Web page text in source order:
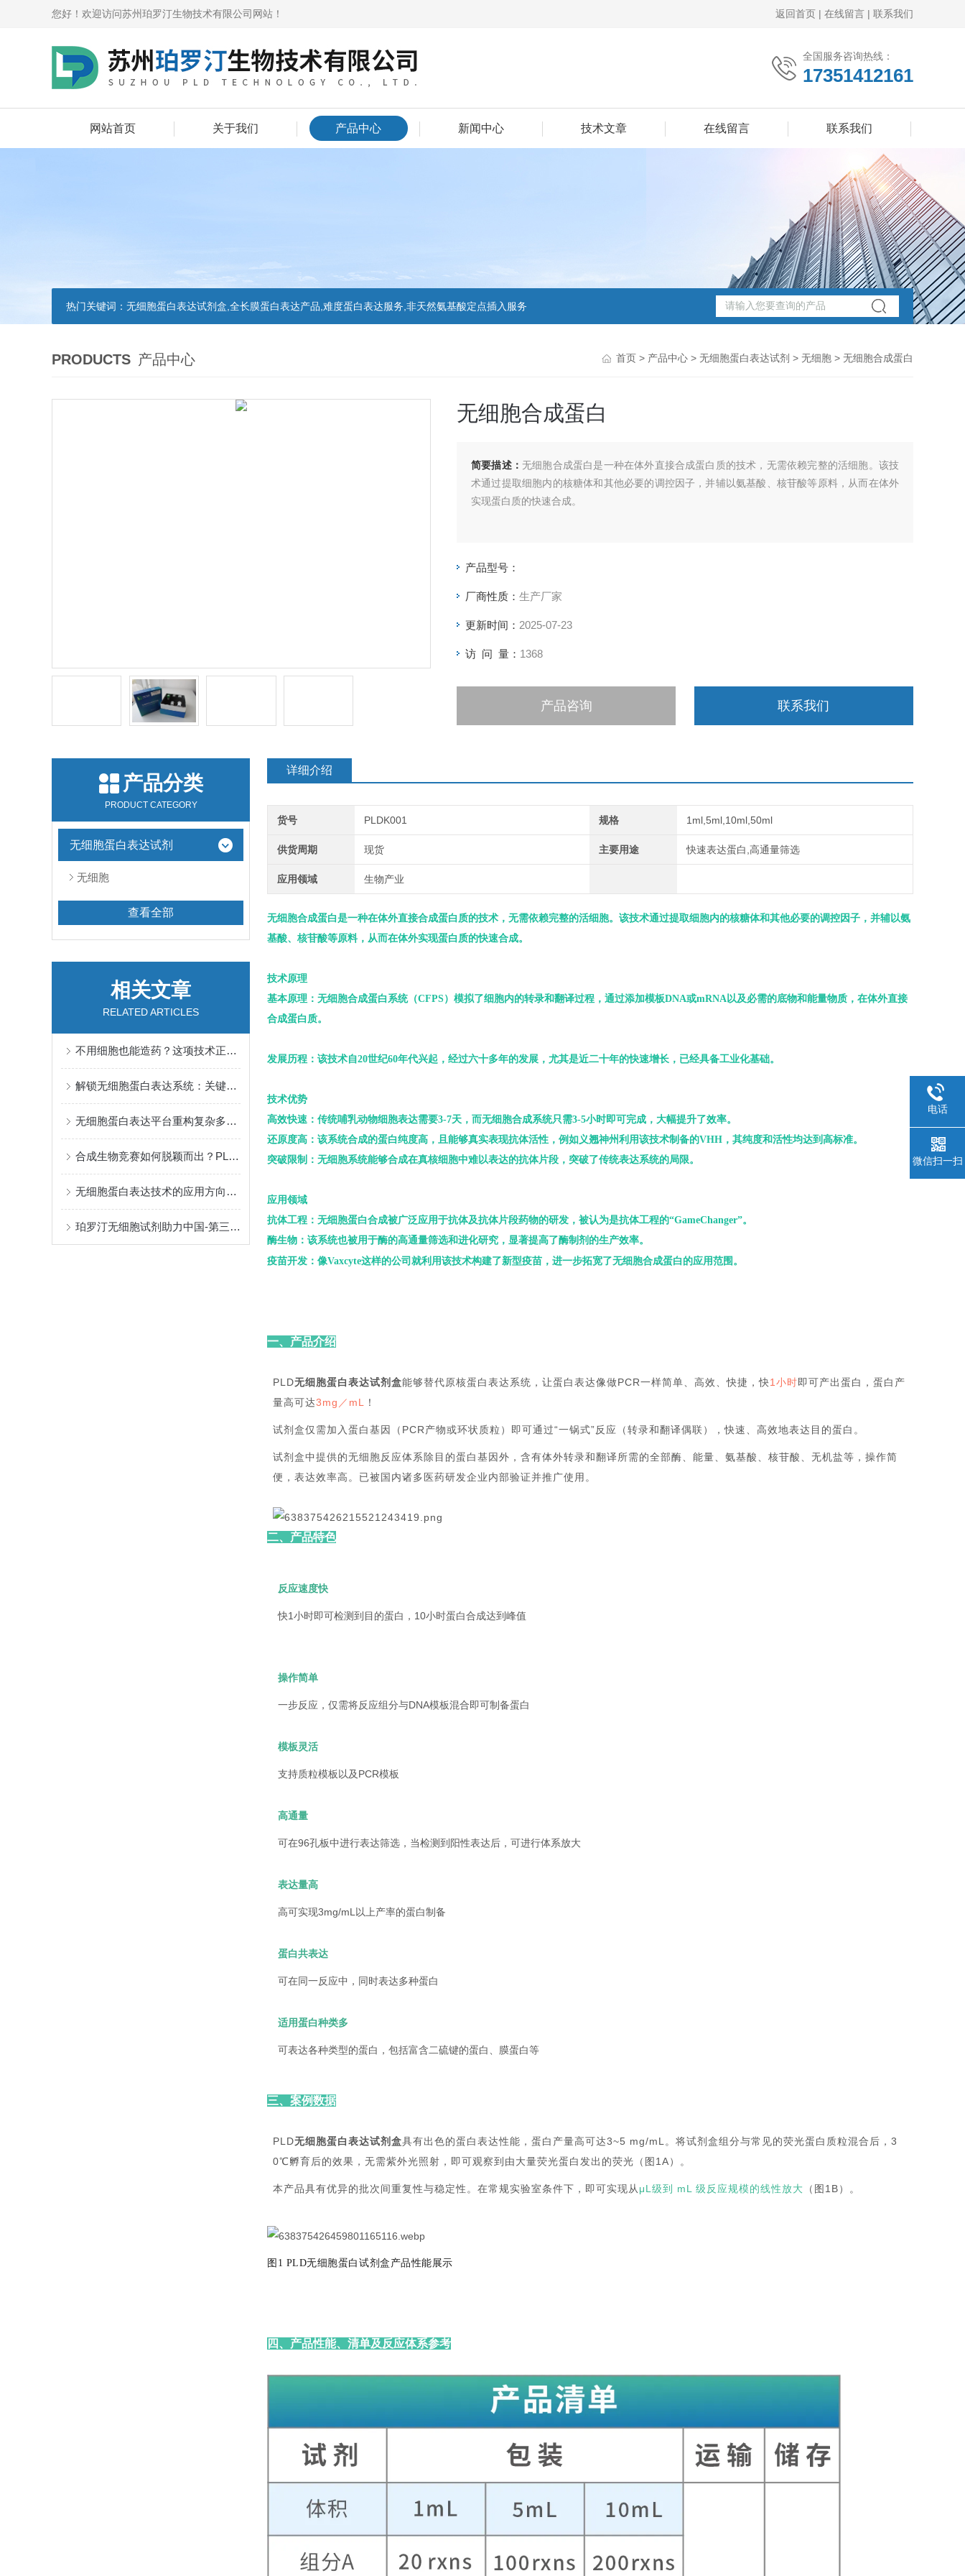
您好！欢迎访问苏州珀罗汀生物技术有限公司网站！ 返回首页 | 在线留言 | 联系我们
全国服务咨询热线：
17351412161
网站首页 关于我们 产品中心 新闻中心 技术文章 在线留言 联系我们
热门关键词： 无细胞蛋白表达试剂盒,全长膜蛋白表达产品,难度蛋白表达服务,非天然氨基酸定点插入服务
PRODUCTS 产品中心 首页 > 产品中心 > 无细胞蛋白表达试剂 > 无细胞 > 无细胞合成蛋白
无细胞合成蛋白
简要描述： 无细胞合成蛋白是一种在体外直接合成蛋白质的技术，无需依赖完整的活细胞。该技
术通过提取细胞内的核糖体和其他必要的调控因子，并辅以氨基酸、核苷酸等原料，从而在体外
实现蛋白质的快速合成。
产品型号：
厂商性质： 生产厂家
更新时间： 2025-07-23
访 问 量： 1368
产品咨询 联系我们
产品分类
PRODUCT CATEGORY
无细胞蛋白表达试剂
无细胞
查看全部
相关文章
RELATED ARTICLES
不用细胞也能造药？这项技术正在打破多肽药物的“不可能”
解锁无细胞蛋白表达系统：关键注意事项，新手也能少走弯路
无细胞蛋白表达平台重构复杂多肽生物合成体系
合成生物竞赛如何脱颖而出？PLD 无细胞蛋白表达，为竞技实力加码！
无细胞蛋白表达技术的应用方向与发展趋势
珀罗汀无细胞试剂助力中国-第三军医大学西南医院发表Nature Communications
详细介绍
货号 PLDK001 规格 1ml,5ml,10ml,50ml
供货周期 现货 主要用途 快速表达蛋白,高通量筛选
应用领域 生物产业
无细胞合成蛋白是一种在体外直接合成蛋白质的技术，无需依赖完整的活细胞。该技术通过提取细胞内的核糖体和其他必要的调控因子，并辅以氨
基酸、核苷酸等原料，从而在体外实现蛋白质的快速合成。
技术原理
基本原理：无细胞合成蛋白系统（CFPS）模拟了细胞内的转录和翻译过程，通过添加模板DNA或mRNA以及必需的底物和能量物质，在体外直接
合成蛋白质。
发展历程：该技术自20世纪60年代兴起，经过六十多年的发展，尤其是近二十年的快速增长，已经具备工业化基础。
技术优势
高效快速：传统哺乳动物细胞表达需要3-7天，而无细胞合成系统只需3-5小时即可完成，大幅提升了效率。
还原度高：该系统合成的蛋白纯度高，且能够真实表现抗体活性，例如义翘神州利用该技术制备的VHH，其纯度和活性均达到高标准。
突破限制：无细胞系统能够合成在真核细胞中难以表达的抗体片段，突破了传统表达系统的局限。
应用领域
抗体工程：无细胞蛋白合成被广泛应用于抗体及抗体片段药物的研发，被认为是抗体工程的“GameChanger”。
酶生物：该系统也被用于酶的高通量筛选和进化研究，显著提高了酶制剂的生产效率。
疫苗开发：像Vaxcyte这样的公司就利用该技术构建了新型疫苗，进一步拓宽了无细胞合成蛋白的应用范围。
一、产品介绍
PLD无细胞蛋白表达试剂盒能够替代原核蛋白表达系统，让蛋白表达像做PCR一样简单、高效、快捷，快1小时即可产出蛋白，蛋白产
量高可达3mg／mL ！
试剂盒仅需加入蛋白基因（PCR产物或环状质粒）即可通过“一锅式”反应（转录和翻译偶联），快速、高效地表达目的蛋白。
试剂盒中提供的无细胞反应体系除目的蛋白基因外，含有体外转录和翻译所需的全部酶、能量、氨基酸、核苷酸、无机盐等，操作简
便，表达效率高。已被国内诸多医药研发企业内部验证并推广使用。
二、产品特色
反应速度快
快1小时即可检测到目的蛋白，10小时蛋白合成达到峰值
操作简单
一步反应，仅需将反应组分与DNA模板混合即可制备蛋白
模板灵活
支持质粒模板以及PCR模板
高通量
可在96孔板中进行表达筛选，当检测到阳性表达后，可进行体系放大
表达量高
高可实现3mg/mL以上产率的蛋白制备
蛋白共表达
可在同一反应中，同时表达多种蛋白
适用蛋白种类多
可表达各种类型的蛋白，包括富含二硫键的蛋白、膜蛋白等
三、案例数据
PLD无细胞蛋白表达试剂盒具有出色的蛋白表达性能，蛋白产量高可达3~5 mg/mL。将试剂盒组分与常见的荧光蛋白质粒混合后，3
0℃孵育后的效果，无需紫外光照射，即可观察到由大量荧光蛋白发出的荧光（图1A）。
本产品具有优异的批次间重复性与稳定性。在常规实验室条件下，即可实现从 μL级到 mL 级反应规模的线性放大 （图1B）。
图1 PLD无细胞蛋白试剂盒产品性能展示
四、产品性能、清单及反应体系参考
电话
微信扫一扫